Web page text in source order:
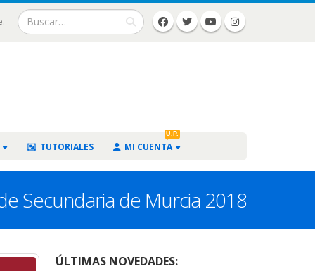
TUTORIALES MI CUENTA
U.P.
Secundaria de Murcia 2018
ÚLTIMAS NOVEDADES: